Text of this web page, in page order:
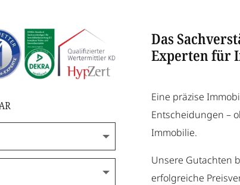
Das
Experten für
Eine präzise
Entscheidungen –
Immobilie.
Unsere Gutachten
erfolgreiche